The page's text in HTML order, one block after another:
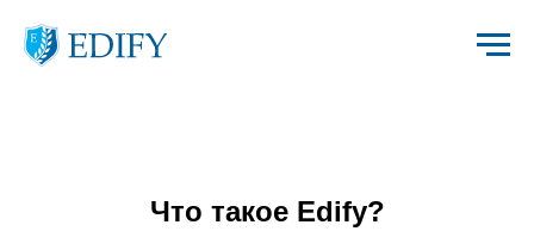
Что такое Edify?